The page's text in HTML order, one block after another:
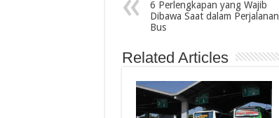
6 Perlengkapan yang Wajib
Dibawa Saat dalam Perjalanan
Bus
Related Articles